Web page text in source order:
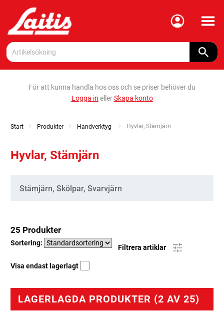
Meny
För att kunna handla hos oss och se priser behöver du
Logga in ellerSkapa konto
Start Produkter Handverktyg Current:
Hyvlar, Stämjärn
Hyvlar, Stämjärn
Kategorier
Stämjärn, Skölpar, Svarvjärn
25 Produkter
Sortering:
Filtrera artiklar
Visa endast lagerlagt
LAGERLAGDA PRODUKTER (2 AV 25)